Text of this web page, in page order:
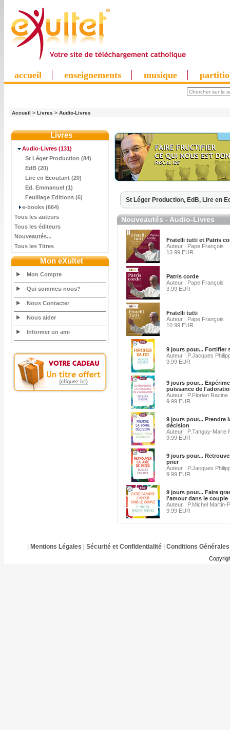
accueil enseignements musique
Accueil > Livres > Audio-Livres
Livres
Audio-Livres (131)
St Léger Production (84)
EdB (20)
Lire en Ecoutant (20)
Ed. Emmanuel (1)
Feuillage Editions (6)
e-books (664)
Tous les auteurs
Tous les éditeurs
Nouveautés...
Tous les Titres
Mon eXultet
Mon Compte
Qui sommes-nous?
Nous Contacter
Nous aider
Informer un ami
St Léger Production, EdB, Lire en
Nouveautés - Audio-Livres
Fratelli tutti et Patris
Auteur : Pape François
13.99 EUR
Patris corde
Auteur : Pape François
3.99 EUR
Fratelli tutti
Auteur : Pape François
10.99 EUR
9 jours pour... Fortifier
Auteur : P.Jacques
9.99 EUR
9 jours pour...
puissance de
Auteur : P.Florian Racine
9.99 EUR
9 jours pour... Prendre
décision
Auteur : P.Tanguy-Marie
9.99 EUR
9 jours pour...
prier
Auteur : P.Jacques
9.99 EUR
9 jours pour... Faire
l'amour dans le couple
Auteur : P.Michel Martin-
9.99 EUR
Mentions Légales Sécurité et Confidentialité| Conditions Générales